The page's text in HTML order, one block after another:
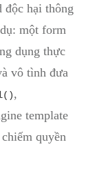
độc hại thông
một form
dụng thực
vô tình đưa
,
template
quyền